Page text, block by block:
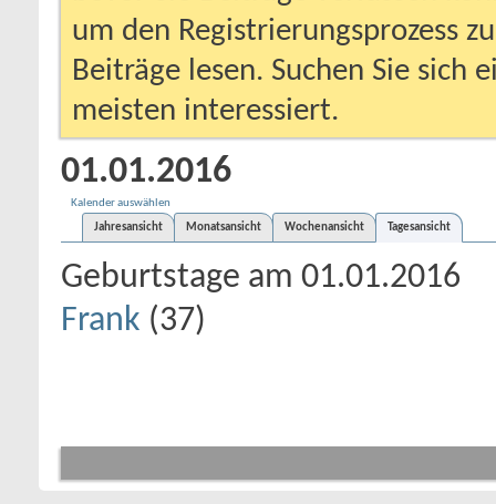
um den Registrierungsprozess
Beiträge lesen. Suchen Sie sich
meisten interessiert.
01.01.2016
Kalender auswählen
Jahresansicht
Monatsansicht Wochenansicht Tagesansicht
Geburtstage am 01.01.2016
Frank (37)